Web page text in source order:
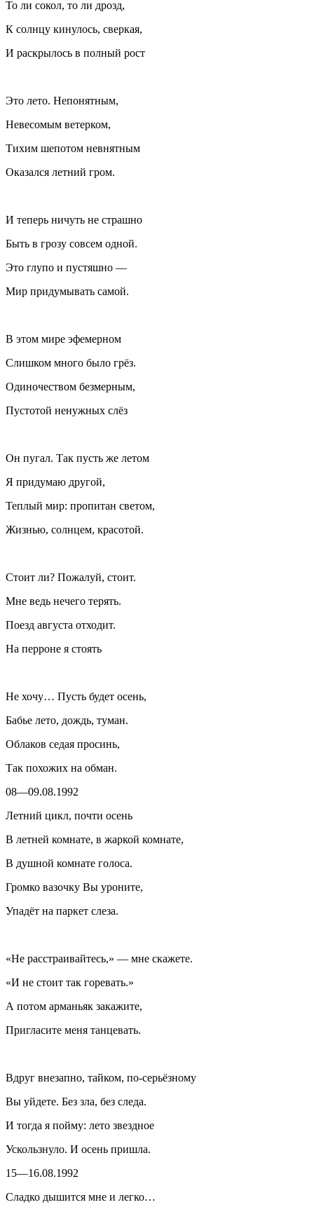
То ли сокол, то ли дрозд,
К солнцу кинулось, сверкая,
И раскрылось в полный рост
Это лето. Непонятным,
Невесомым ветерком,
Тихим шепотом невнятным
Оказался летний гром.
И теперь ничуть не страшно
Быть в грозу совсем одной.
Это глупо и пустяшно —
Мир придумывать самой.
В этом мире эфемерном
Слишком много было грёз.
Одиночеством безмерным,
Пустотой ненужных слёз
Он пугал. Так пусть же летом
Я придумаю другой,
Теплый мир: пропитан светом,
Жизнью, солнцем, красотой.
Стоит ли? Пожалуй, стоит.
Мне ведь нечего терять.
Поезд августа отходит.
На перроне я стоять
Не хочу… Пусть будет осень,
Бабье лето, дождь, туман.
Облаков седая просинь,
Так похожих на обман.
08—09.08.1992
Летний цикл, почти осень
В летней комнате, в жаркой комнате,
В душной комнате голоса.
Громко вазочку Вы уроните,
Упадёт на паркет слеза.
«Не расстраивайтесь,» — мне скажете.
«И не стоит так горевать.»
А потом арманьяк закажите,
Пригласите меня танцевать.
Вдруг внезапно, тайком, по-серьёзному
Вы уйдете. Без зла, без следа.
И тогда я пойму: лето звездное
Ускользнуло. И осень пришла.
15—16.08.1992
Сладко дышится мне и легко…